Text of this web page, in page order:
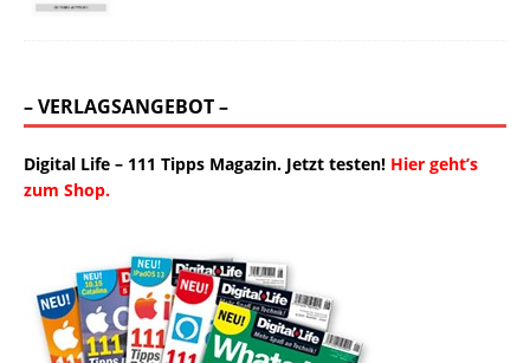
– VERLAGSANGEBOT –
Digital Life – 111 Tipps Magazin. Jetzt testen! Hier geht’s
zum Shop.